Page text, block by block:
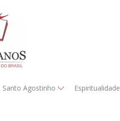
Santo Agostinho Espiritualidade